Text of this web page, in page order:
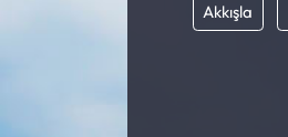
Akkışla